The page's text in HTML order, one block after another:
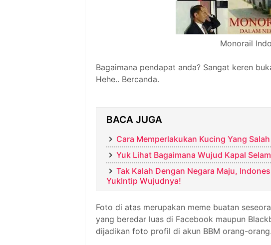
Monorail
Bagaimana pendapat anda? Sangat keren
Hehe.. Bercanda.
BACA JUGA
Cara Memperlakukan Kucing Yang Salah
Yuk Lihat Bagaimana Wujud Kapal
Tak Kalah Dengan Negara Maju,
YukIntip Wujudnya!
Foto di atas merupakan meme buatan
yang beredar luas di Facebook maupun
dijadikan foto profil di akun BBM orang-orang.